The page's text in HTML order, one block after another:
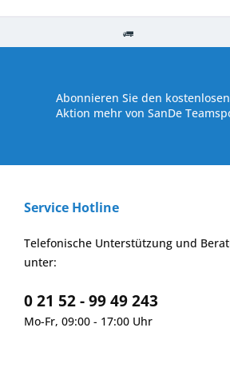
Abonnieren Sie den
Aktion mehr von SanDe
Service Hotline
Telefonische Unterstützung und
unter:
0 21 52 - 99 49 243
Mo-Fr, 09:00 - 17:00 Uhr